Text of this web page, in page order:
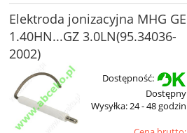
Elektroda jonizacyjna MHG GE
1.40HN...GZ 3.0LN(95.34036-
2002)
Dostępność:
Dostępny
Wysyłka:24 - 48 godzin